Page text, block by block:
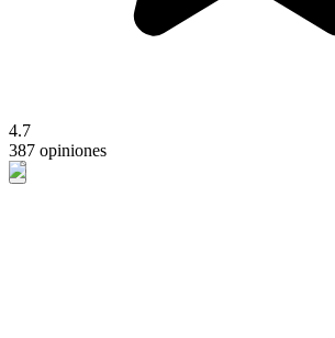
4.7
387 opiniones